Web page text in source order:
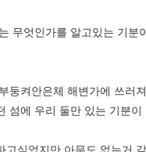
무엇인가를 알고있는 기분
둥켜안은체 해변가에 쓰러
섬에 우리 둘만 있는 기분이